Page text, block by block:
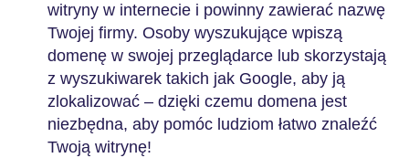
witryny w internecie i powinny zawierać nazwę
Twojej firmy. Osoby wyszukujące wpiszą
domenę w swojej przeglądarce lub skorzystają
z wyszukiwarek takich jak Google, aby ją
zlokalizować – dzięki czemu domena jest
niezbędna, aby pomóc ludziom łatwo znaleźć
Twoją witrynę!